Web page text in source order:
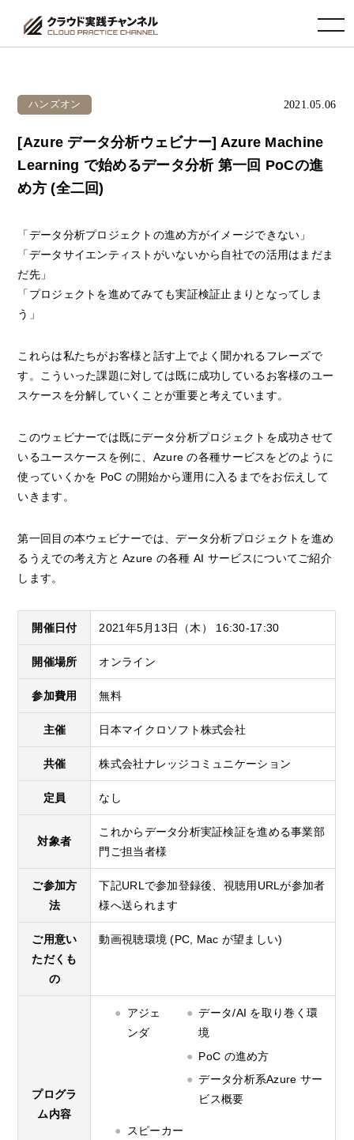
toggle navigation
ハンズオン 2021.05.06
[Azure データ分析ウェビナー] Azure Machine
Learning で始めるデータ分析 第一回 PoCの進
め方 (全二回)
「データ分析プロジェクトの進め方がイメージできない」
「データサイエンティストがいないから自社での活用はまだま
だ先」
「プロジェクトを進めてみても実証検証止まりとなってしま
う」
これらは私たちがお客様と話す上でよく聞かれるフレーズで
す。こういった課題に対しては既に成功しているお客様のユー
スケースを分解していくことが重要と考えています。
このウェビナーでは既にデータ分析プロジェクトを成功させて
いるユースケースを例に、Azure の各種サービスをどのように
使っていくかを PoC の開始から運用に入るまでをお伝えして
いきます。
第一回目の本ウェビナーでは、データ分析プロジェクトを進め
るうえでの考え方と Azure の各種 AI サービスについてご紹介
します。
開催日付 2021年5月13日（木） 16:30-17:30
開催場所 オンライン
参加費用 無料
主催 日本マイクロソフト株式会社
共催 株式会社ナレッジコミュニケーション
定員 なし
対象者
これからデータ分析実証検証を進める事業部
門ご担当者様
ご参加方
法
下記URLで参加登録後、視聴用URLが参加者
様へ送られます
ご用意い
ただくも
の
動画視聴環境 (PC, Mac が望ましい)
プログラ
ム内容
アジェ
ンダ
データ/AI を取り巻く環
境​
PoC の進め方​
データ分析系Azure サー
ビス概要
スピーカー